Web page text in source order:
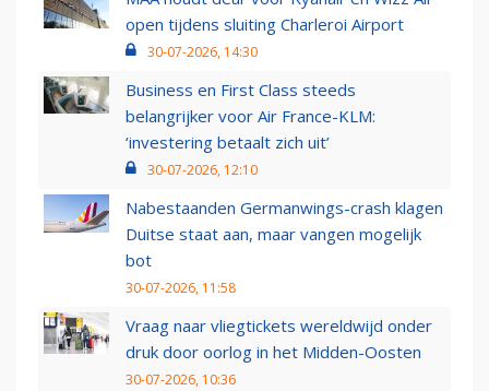
open tijdens sluiting Charleroi Airport
30-07-2026, 14:30
Business en First Class steeds
belangrijker voor Air France-KLM:
‘investering betaalt zich uit’
30-07-2026, 12:10
Nabestaanden Germanwings-crash klagen
Duitse staat aan, maar vangen mogelijk
bot
30-07-2026, 11:58
Vraag naar vliegtickets wereldwijd onder
druk door oorlog in het Midden-Oosten
30-07-2026, 10:36